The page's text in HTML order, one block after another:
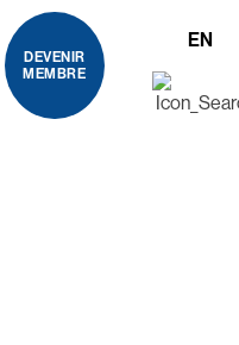
DEVENIR
MEMBRE
EN